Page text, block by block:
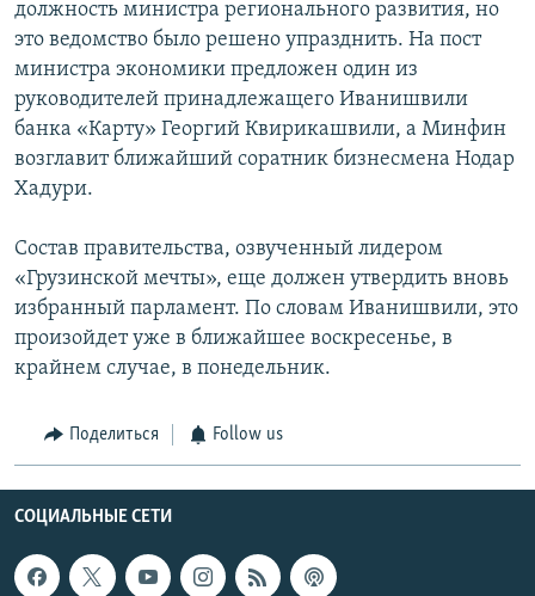
должность министра регионального развития, но
это ведомство было решено упразднить. На пост
министра экономики предложен один из
руководителей принадлежащего Иванишвили
банка «Карту» Георгий Квирикашвили, а Минфин
возглавит ближайший соратник бизнесмена Нодар
Хадури.
Состав правительства, озвученный лидером
«Грузинской мечты», еще должен утвердить вновь
избранный парламент. По словам Иванишвили, это
произойдет уже в ближайшее воскресенье, в
крайнем случае, в понедельник.
Поделиться Follow us
СОЦИАЛЬНЫЕ СЕТИ